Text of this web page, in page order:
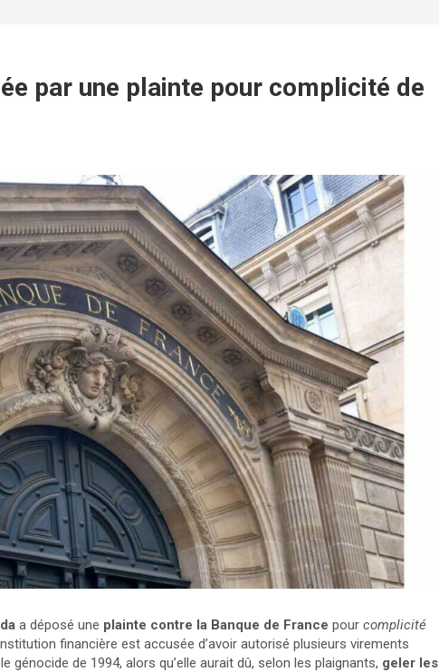
par une plainte pour complicité de
a déposé une plainte contre la Banque de France pour complicité
financière est accusée d’avoir autorisé plusieurs virements
génocide de 1994, alors qu’elle aurait dû, selon les plaignants, geler les